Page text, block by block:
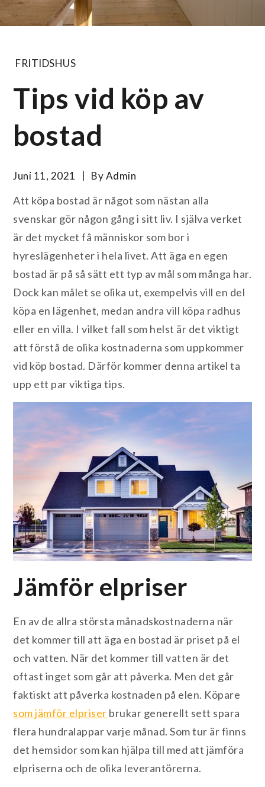
FRITIDSHUS
Tips vid köp av
bostad
Juni 11, 2021 ByAdmin
Att köpa bostad är något som nästan alla
svenskar gör någon gång i sitt liv. I själva verket
är det mycket få människor som bor i
hyreslägenheter i hela livet. Att äga en egen
bostad är på så sätt ett typ av mål som många har.
Dock kan målet se olika ut, exempelvis vill en del
köpa en lägenhet, medan andra vill köpa radhus
eller en villa. I vilket fall som helst är det viktigt
att förstå de olika kostnaderna som uppkommer
vid köp bostad. Därför kommer denna artikel ta
upp ett par viktiga tips.
Jämför elpriser
En av de allra största månadskostnaderna när
det kommer till att äga en bostad är priset på el
och vatten. När det kommer till vatten är det
oftast inget som går att påverka. Men det går
faktiskt att påverka kostnaden på elen. Köpare
som jämför elpriser brukar generellt sett spara
flera hundralappar varje månad. Som tur är finns
det hemsidor som kan hjälpa till med att jämföra
elpriserna och de olika leverantörerna.